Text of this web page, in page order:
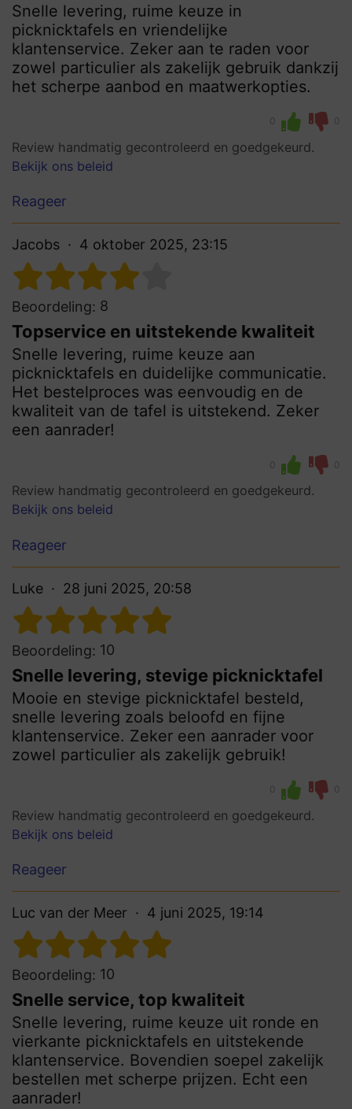
Snelle levering, ruime keuze in
picknicktafels en vriendelijke
klantenservice. Zeker aan te raden voor
zowel particulier als zakelijk gebruik dankzij
het scherpe aanbod en maatwerkopties.
0 0
Review handmatig gecontroleerd en goedgekeurd.
Bekijk ons beleid
Reageer
Jacobs 4 oktober 2025, 23:15
Beoordeling: 8
Topservice en uitstekende kwaliteit
Snelle levering, ruime keuze aan
picknicktafels en duidelijke communicatie.
Het bestelproces was eenvoudig en de
kwaliteit van de tafel is uitstekend. Zeker
een aanrader!
0 0
Review handmatig gecontroleerd en goedgekeurd.
Bekijk ons beleid
Reageer
Luke 28 juni 2025, 20:58
Beoordeling: 10
Snelle levering, stevige picknicktafel
Mooie en stevige picknicktafel besteld,
snelle levering zoals beloofd en fijne
klantenservice. Zeker een aanrader voor
zowel particulier als zakelijk gebruik!
0 0
Review handmatig gecontroleerd en goedgekeurd.
Bekijk ons beleid
Reageer
Luc van der Meer 4 juni 2025, 19:14
Beoordeling: 10
Snelle service, top kwaliteit
Snelle levering, ruime keuze uit ronde en
vierkante picknicktafels en uitstekende
klantenservice. Bovendien soepel zakelijk
bestellen met scherpe prijzen. Echt een
aanrader!